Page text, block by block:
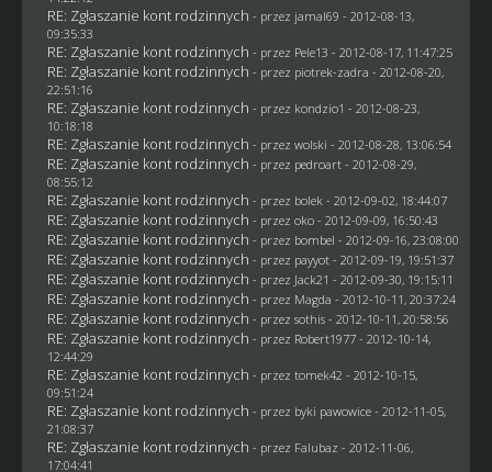
RE: Zgłaszanie kont rodzinnych - przez jamal69 - 2012-08-13,
09:35:33
RE: Zgłaszanie kont rodzinnych - przez Pele13 - 2012-08-17, 11:47:25
RE: Zgłaszanie kont rodzinnych - przez piotrek-zadra - 2012-08-20,
22:51:16
RE: Zgłaszanie kont rodzinnych - przez kondzio1 - 2012-08-23,
10:18:18
RE: Zgłaszanie kont rodzinnych - przez wolski - 2012-08-28, 13:06:54
RE: Zgłaszanie kont rodzinnych - przez pedroart- 2012-08-29,
08:55:12
RE: Zgłaszanie kont rodzinnych - przez bolek- 2012-09-02, 18:44:07
RE: Zgłaszanie kont rodzinnych - przez oko- 2012-09-09, 16:50:43
RE: Zgłaszanie kont rodzinnych - przez bombel - 2012-09-16, 23:08:00
RE: Zgłaszanie kont rodzinnych - przez payyot- 2012-09-19, 19:51:37
RE: Zgłaszanie kont rodzinnych - przez Jack21 - 2012-09-30, 19:15:11
RE: Zgłaszanie kont rodzinnych - przez Magda - 2012-10-11, 20:37:24
RE: Zgłaszanie kont rodzinnych - przez sothis- 2012-10-11, 20:58:56
RE: Zgłaszanie kont rodzinnych - przez Robert1977- 2012-10-14,
12:44:29
RE: Zgłaszanie kont rodzinnych - przez tomek42 - 2012-10-15,
09:51:24
RE: Zgłaszanie kont rodzinnych - przez byki pawowice- 2012-11-05,
21:08:37
RE: Zgłaszanie kont rodzinnych - przez Falubaz - 2012-11-06,
17:04:41